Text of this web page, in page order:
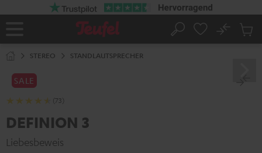
Startseite
Suche
No
STEREO STANDLAUTSPRECHER
SALE
(73)
DEFINION 3
Liebesbeweis